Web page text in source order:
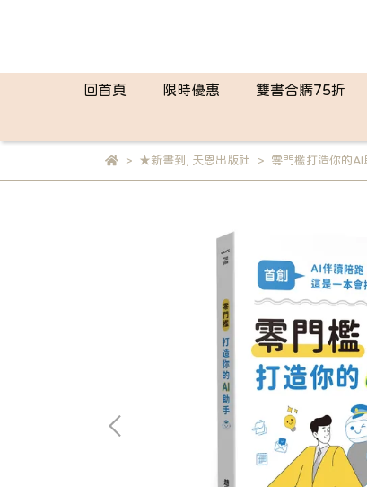
回首頁 限時優惠 雙書合購75折
★新書到 天恩出版社 零門檻打造你的